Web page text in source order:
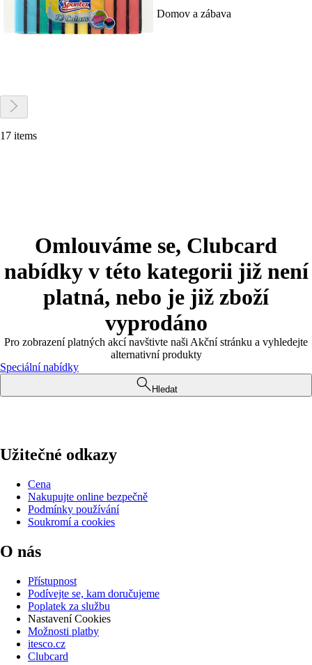
Domov a zábava
17 items
Omlouváme se, Clubcard
nabídky v této kategorii již není
platná, nebo je již zboží
vyprodáno
Pro zobrazení platných akcí navštivte naši Akční stránku a vyhledejte
alternativní produkty
Speciální nabídky
Hledat
Užitečné odkazy
Cena
Nakupujte online bezpečně
Podmínky používání
Soukromí a cookies
O nás
Přístupnost
Podívejte se, kam doručujeme
Poplatek za službu
Nastavení Cookies
Možnosti platby
itesco.cz
Clubcard